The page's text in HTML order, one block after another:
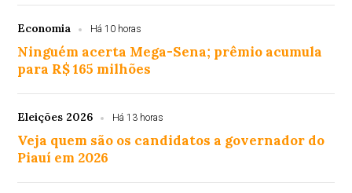
Economia Há 10 horas
Ninguém acerta Mega-Sena; prêmio acumula
para R$ 165 milhões
Eleições 2026 Há 13 horas
Veja quem são os candidatos a governador do
Piauí em 2026